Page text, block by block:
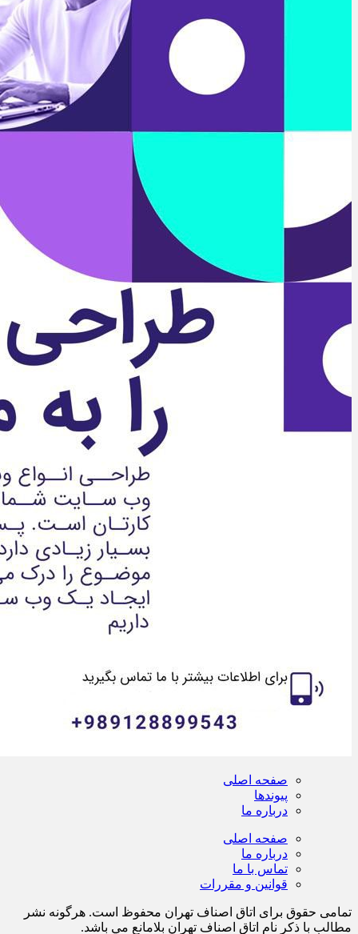
صفحه اصلی
پیوندها
درباره ما
صفحه اصلی
درباره ما
تماس با ما
قوانین و مقررات
تمامی حقوق برای اتاق اصناف تهران محفوظ است. هرگونه نشر
مطالب با ذكر نام اتاق اصناف تهران بلامانع مي باشد.